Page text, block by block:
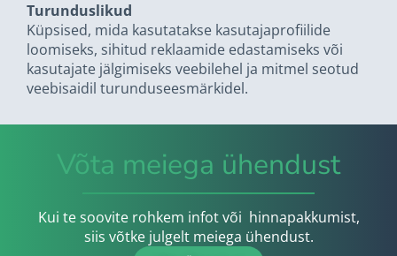
Turunduslikud
Küpsised, mida kasutatakse kasutajaprofiilide
loomiseks, sihitud reklaamide edastamiseks või
kasutajate jälgimiseks veebilehel ja mitmel seotud
veebisaidil turunduseesmärkidel.
Võta meiega ühendust
Kui te soovite rohkem infot või hinnapakkumist,
siis võtke julgelt meiega ühendust.